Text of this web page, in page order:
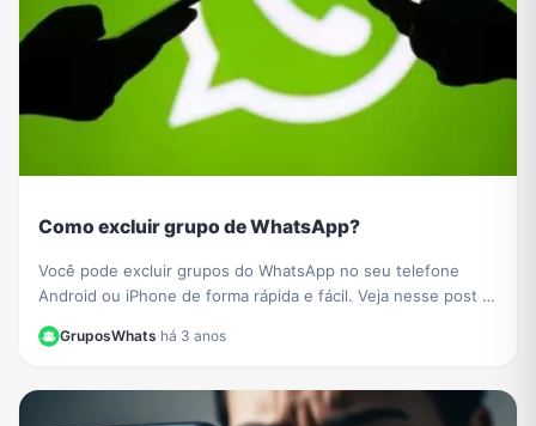
Como excluir grupo de WhatsApp?
Você pode excluir grupos do WhatsApp no ​​seu telefone
Android ou iPhone de forma rápida e fácil. Veja nesse post o
GruposWhats·há 3 anos